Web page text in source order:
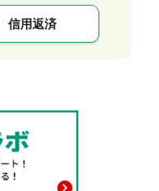
信用返済